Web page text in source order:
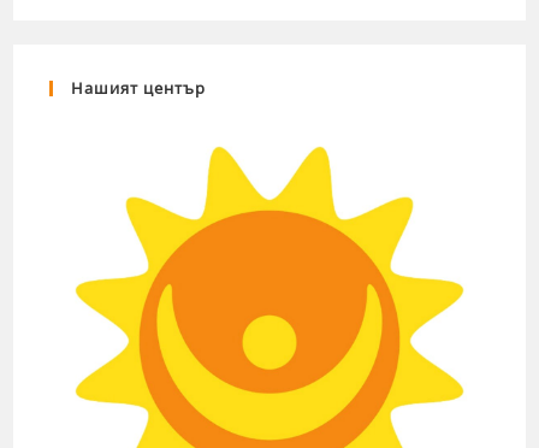
Нашият център